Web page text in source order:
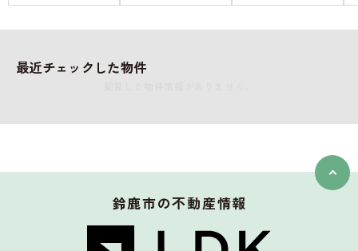
最近チェックした物件
鈴鹿市の不動産情報